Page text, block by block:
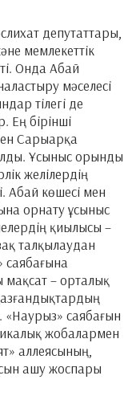
депутаттары,
мемлекеттік
Онда Абай
мәселесі
тілегі де
Ең бірінші
Сарыарқа
Ұсыныс орынды
желілердің
Абай көшесі мен
орнату ұсыныс
қиылысы –
талқылаудан
саябағына
мақсат – орталық
«Наурыз» саябағын
жобалармен
аллеясының,
ашу жоспары